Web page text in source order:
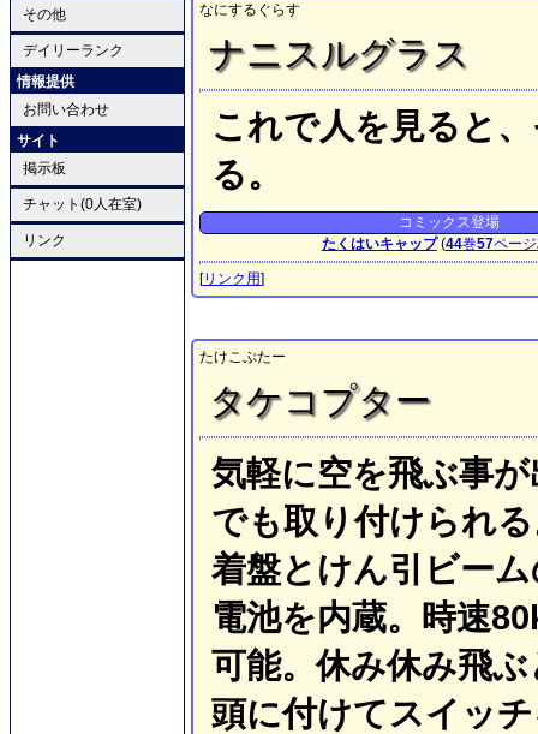
その他
デイリーランク
情報提供
お問い合わせ
サイト
掲示板
チャット(0人在室)
リンク
なにするぐらす
ナニスルグラス
これで人を見ると
る。
コミックス登場
たくはいキャップ(44巻57ページ
[リンク用]
たけこぷたー
タケコプター
気軽に空を飛ぶ事
でも取り付けられ
着盤とけん引ビー
電池を内蔵。時速
可能。休み休み飛
頭に付けてスイッ